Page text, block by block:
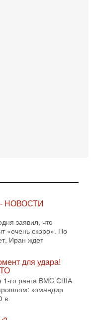
Иран ждет
для удара!
1-го ранга ВМC США
командир
в
в ЦАХАЛ
закон,
от арестов,
игрушка!